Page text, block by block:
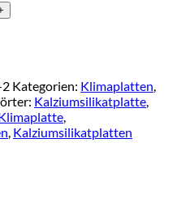
2 Kategorien: Klimaplatten,
Kalziumsilikatplatte,
,
, Kalziumsilikatplatten